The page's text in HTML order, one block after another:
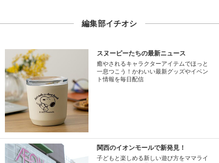
編集部イチオシ
スヌーピーたちの最新ニュース
癒やされるキャラクターアイテムでほっと
一息つこう！かわいい最新グッズやイベン
ト情報を毎日配信
関西のイオンモールで新発見！
子どもと楽しめる新しい遊び方をママライ